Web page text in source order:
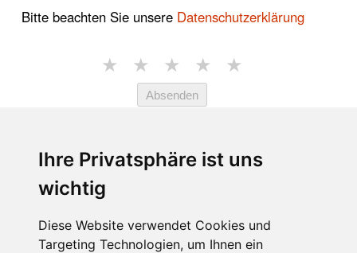
Ihre Privatsphäre ist uns
wichtig
Diese Website verwendet Cookies und
Targeting Technologien, um Ihnen ein
Bitte beachten Sie unsere Datenschutzerklärung
★ ★ ★ ★ ★
Absenden
4.7 von 5 Sternen (1765
Bewertungen)
EMPFEHLUNGEN: